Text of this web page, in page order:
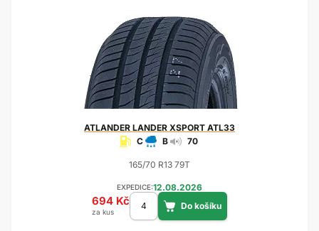
ATLANDER LANDER XSPORT ATL33
C
B 70
165/70 R13 79T
EXPEDICE:12.08.2026
694 Kč
za kus